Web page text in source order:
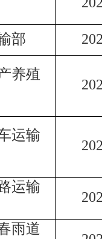
部
养殖
运输
运输
雨道